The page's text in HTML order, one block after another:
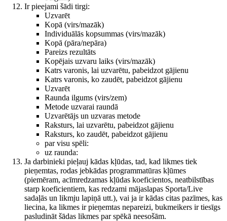
Ir pieejami šādi tirgi:
Uzvarēt
Kopā (virs/mazāk)
Individuālās kopsummas (virs/mazāk)
Kopā (pāra/nepāra)
Pareizs rezultāts
Kopējais uzvaru laiks (virs/mazāk)
Katrs varonis, lai uzvarētu, pabeidzot gājienu
Katrs varonis, ko zaudēt, pabeidzot gājienu
Uzvarēt
Raunda ilgums (virs/zem)
Metode uzvarai raundā
Uzvarētājs un uzvaras metode
Raksturs, lai uzvarētu, pabeidzot gājienu
Raksturs, ko zaudēt, pabeidzot gājienu
par visu spēli:
uz raunda:
Ja darbinieki pieļauj kādas kļūdas, tad, kad likmes tiek
pieņemtas, rodas jebkādas programmatūras kļūmes
(piemēram, acīmredzamas kļūdas koeficientos, neatbilstības
starp koeficientiem, kas redzami mājaslapas Sporta/Live
sadaļās un likmju lapiņā utt.), vai ja ir kādas citas pazīmes, kas
liecina, ka likmes ir pieņemtas nepareizi, bukmeikers ir tiesīgs
pasludināt šādas likmes par spēkā neesošām.